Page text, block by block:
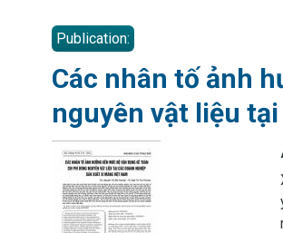
Publication:
Các nhân tố ảnh
nguyên vật liệu